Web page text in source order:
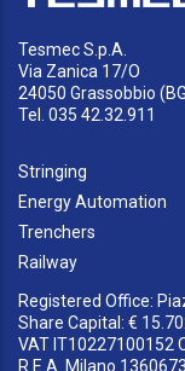
Tesmec S.p.A.
Via Zanica 17/O
24050 Grassobbio
Tel. 035 42.32.911
Stringing
Energy Automation
Trenchers
Railway
Registered Office:
Share Capital: €
VAT IT10227100152
R.E.A. Milano